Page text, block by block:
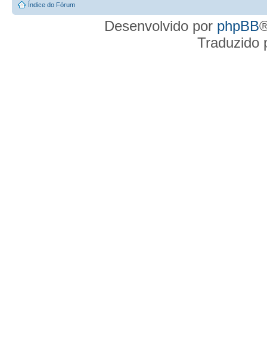
Índice do Fórum
Desenvolvido por phpBB
Traduzido